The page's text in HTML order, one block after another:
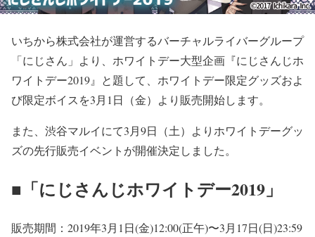
いちから株式会社が運営するバーチャルライバーグループ
「にじさん」より、ホワイトデー大型企画『にじさんじホ
ワイトデー2019』と題して、ホワイトデー限定グッズおよ
び限定ボイスを3月1日（金）より販売開始します。
また、渋谷マルイにて3月9日（土）よりホワイトデーグッ
ズの先行販売イベントが開催決定しました。
■「にじさんじホワイトデー2019」
販売期間：2019年3月1日(金)12:00(正午)〜3月17日(日)23:59